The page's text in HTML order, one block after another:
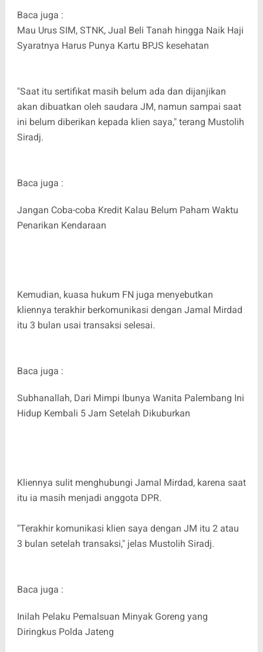
Baca juga :
Mau Urus SIM, STNK, Jual Beli Tanah hingga Naik Haji
Syaratnya Harus Punya Kartu BPJS kesehatan
"Saat itu sertifikat masih belum ada dan dijanjikan
akan dibuatkan oleh saudara JM, namun sampai saat
ini belum diberikan kepada klien saya," terang Mustolih
Siradj.
Baca juga :
Jangan Coba-coba Kredit Kalau Belum Paham Waktu
Penarikan Kendaraan
Kemudian, kuasa hukum FN juga menyebutkan
kliennya terakhir berkomunikasi dengan Jamal Mirdad
itu 3 bulan usai transaksi selesai.
Baca juga :
Subhanallah, Dari Mimpi Ibunya Wanita Palembang Ini
Hidup Kembali 5 Jam Setelah Dikuburkan
Kliennya sulit menghubungi Jamal Mirdad, karena saat
itu ia masih menjadi anggota DPR.
"Terakhir komunikasi klien saya dengan JM itu 2 atau
3 bulan setelah transaksi," jelas Mustolih Siradj.
Baca juga :
Inilah Pelaku Pemalsuan Minyak Goreng yang
Diringkus Polda Jateng